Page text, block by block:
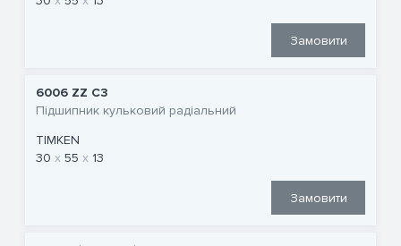
Замовити
6006 ZZ C3
Підшипник кульковий радіальний
TIMKEN
30
55 13
Замовити